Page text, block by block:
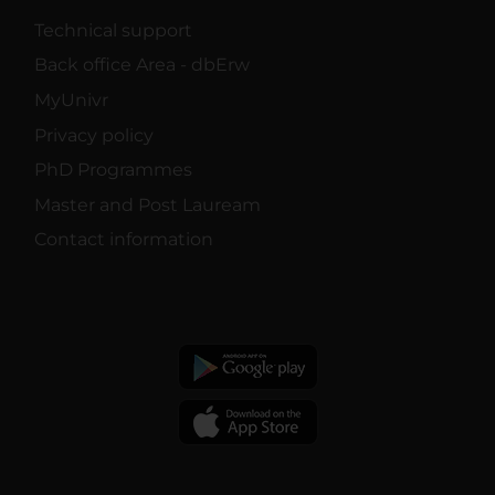
Technical support
Back office Area - dbErw
MyUnivr
Privacy policy
PhD Programmes
Master and Post Lauream
Contact information